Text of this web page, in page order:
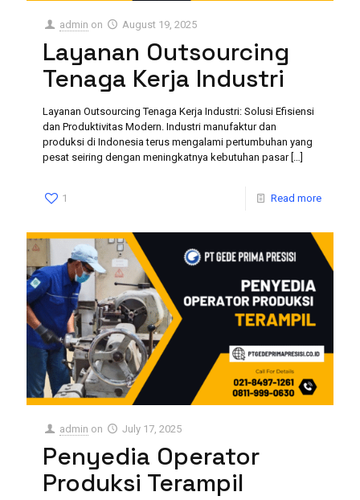
admin on August 19, 2025
Layanan Outsourcing
Tenaga Kerja Industri
Layanan Outsourcing Tenaga Kerja Industri: Solusi Efisiensi
dan Produktivitas Modern. Industri manufaktur dan
produksi di Indonesia terus mengalami pertumbuhan yang
pesat seiring dengan meningkatnya kebutuhan pasar[…]
1 Read more
admin on July 17, 2025
Penyedia Operator
Produksi Terampil